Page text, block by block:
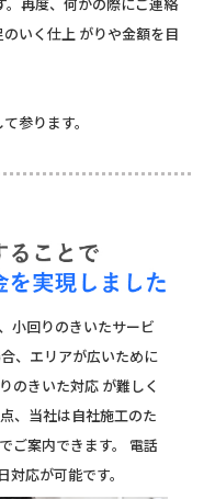
。再度、何かの際にご連絡
いく仕上 がりや金額を目
参ります。
小回りのきいたサービ
、エリアが広いために
のきいた対応 が難しく
、当社は自社施工のた
ご案内できます。 電話
応が可能です。